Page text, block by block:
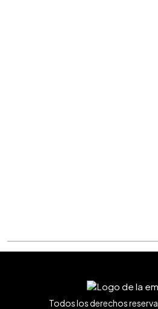
Todos los derechos